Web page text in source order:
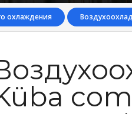
охлаждения